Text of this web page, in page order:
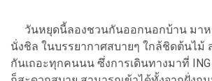
วันหยุดนี้ลองชวนกันออกนอกบ้าน มาห
นั่งชิล ในบรรยากาศสบายๆ ใกล้ชิดต้นไม้
กันเถอะทุกคนนน ซึ่งการเดินทางมาที่